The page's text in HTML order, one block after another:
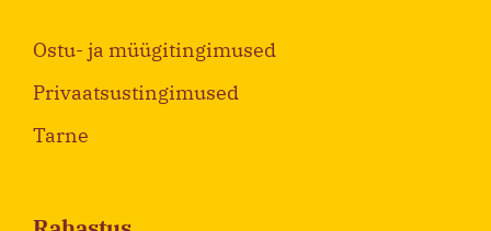
Ostu- ja müügitingimused
Privaatsustingimused
Tarne